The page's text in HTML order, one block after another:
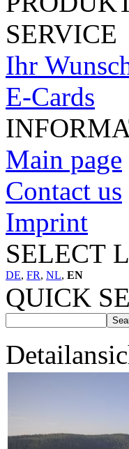
SERVICE
Ihr
E-Cards
Main page
Contact us
Imprint
SELECT
DE, FR, NL, EN
QUICK